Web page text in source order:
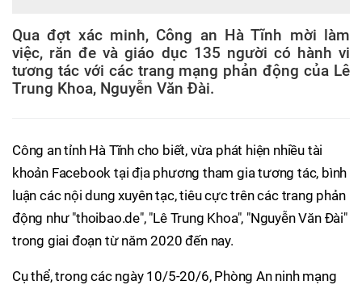
Qua đợt xác minh, Công an Hà Tĩnh mời làm
việc, răn đe và giáo dục 135 người có hành vi
tương tác với các trang mạng phản động của Lê
Trung Khoa, Nguyễn Văn Đài.
Công an tỉnh Hà Tĩnh cho biết, vừa phát hiện nhiều tài
khoản Facebook tại địa phương tham gia tương tác, bình
luận các nội dung xuyên tạc, tiêu cực trên các trang phản
động như "thoibao.de", "Lê Trung Khoa", "Nguyễn Văn Đài"
trong giai đoạn từ năm 2020 đến nay.
Cụ thể, trong các ngày 10/5-20/6, Phòng An ninh mạng